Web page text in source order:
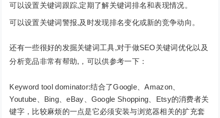
可以设置关键词跟踪,定期了解关键词排名和表现情况。
可以设置关键词警报,及时发现排名变化或新的竞争动向。
还有一些很好的发掘关键词工具,对于做SEO关键词优化以及
分析竞品非常有帮助,，可以供参考一下：
Keyword tool dominator:结合了Google、Amazon、
Youtube、Bing、eBay、Google Shopping、Etsy的消费者关
键字，比较麻烦的一点是它必须安装与浏览器相关的扩充套